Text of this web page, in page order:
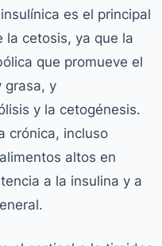
es el principal
la cetosis, ya que la
que promueve el
grasa, y
y la cetogénesis.
crónica, incluso
altos en
a la insulina y a